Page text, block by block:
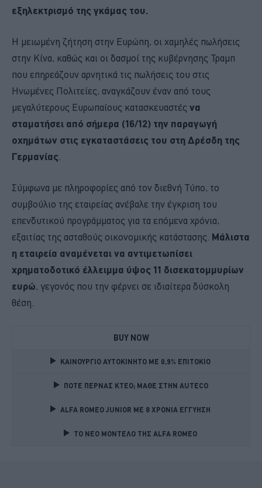
εξηλεκτρισμό της γκάμας του.
Η μειωμένη ζήτηση στην Ευρώπη, οι χαμηλές πωλήσεις
στην Κίνα, καθώς και οι δασμοί της κυβέρνησης Τραμπ
που επηρεάζουν αρνητικά τις πωλήσεις του στις
Ηνωμένες Πολιτείες, αναγκάζουν έναν από τους
μεγαλύτερους Ευρωπαίους κατασκευαστές να
σταματήσει από σήμερα (16/12) την παραγωγή
οχημάτων στις εγκαταστάσεις του στη Δρέσδη της
Γερμανίας
Σύμφωνα με πληροφορίες από τον διεθνή Τύπο, το
συμβούλιο της εταιρείας ανέβαλε την έγκριση του
επενδυτικού προγράμματος για τα επόμενα χρόνια,
εξαιτίας της ασταθούς οικονομικής κατάστασης. Μάλιστα
η εταιρεία αναμένεται να αντιμετωπίσει
χρηματοδοτικό έλλειμμα ύψος 11 δισεκατομμυρίων
ευρώ, γεγονός που την φέρνει σε ιδιαίτερα δύσκολη
θέση.
BUY NOW
ΚΑΙΝΟΥΡΓΙΟ ΑΥΤΟΚΙΝΗΤΟ ΜΕ 0,9% ΕΠΙΤΟΚΙΟ
ΠΟΤΕ ΠΕΡΝΑΣ ΚΤΕΟ; ΜΑΘΕ ΣΤΗΝ ΑUTECO
ALFA ROMEO JUNIOR ME 8 ΧΡΟΝΙΑ ΕΓΓΥΗΣΗ
TO NEO MONTΕΛΟ ΤΗΣ ALFA ROMEO